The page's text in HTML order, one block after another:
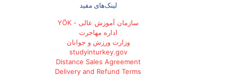
لینک‌های مفید
سازمان آموزش عالی - YÖK
اداره مهاجرت
وزارت ورزش و جوانان
studyinturkey.gov
Distance Sales Agreement
Delivery and Refund Terms